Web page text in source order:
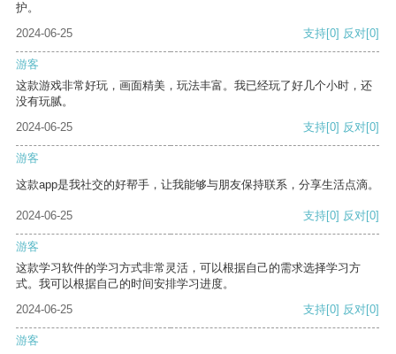
护。
2024-06-25
支持[0] 反对[0]
游客
这款游戏非常好玩，画面精美，玩法丰富。我已经玩了好几个小时，还
没有玩腻。
2024-06-25
支持[0] 反对[0]
游客
这款app是我社交的好帮手，让我能够与朋友保持联系，分享生活点滴。
2024-06-25 支持[0] 反对[0]
游客
这款学习软件的学习方式非常灵活，可以根据自己的需求选择学习方
式。我可以根据自己的时间安排学习进度。
2024-06-25
支持[0] 反对[0]
游客